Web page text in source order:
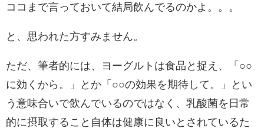
ココまで言っておいて結局飲んでるのかよ。。。
と、思われた方すみません。
ただ、筆者的には、ヨーグルトは食品と捉え、「○○
に効くから。」とか「○○の効果を期待して。」とい
う意味合いで飲んでいるのではなく、乳酸菌を日常
的に摂取すること自体は健康に良いとされているた